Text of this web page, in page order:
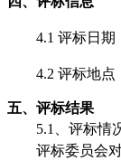
4.1 评标日期
4.2 评标地
五、评标结果
5.1、评标情
评标委员会